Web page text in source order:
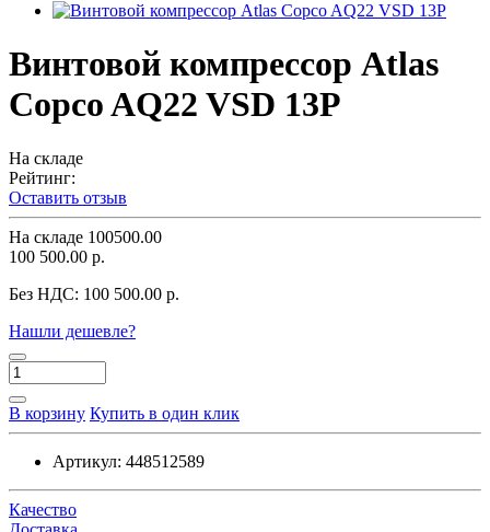
Винтовой компрессор Atlas
Copco AQ22 VSD 13P
На складе
Рейтинг:
Оставить отзыв
На складе 100500.00
100 500.00 р.
Без НДС: 100 500.00 р.
Нашли дешевле?
В корзину Купить в один клик
Артикул: 448512589
Качество